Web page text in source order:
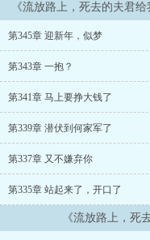
《流放路上，死去的夫君
第345章 迎新年，似梦
第343章 一抱？
第341章 马上要挣大钱了
第339章 潜伏到何家军了
第337章 又不嫌弃你
第335章 站起来了，开口了
《流放路上，死